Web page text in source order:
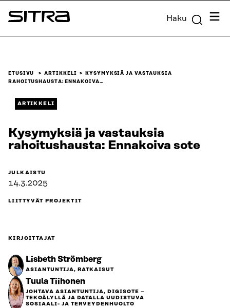
Siirry
suoraan
Sitra Haku
ETUSIVU ARTIKKELI
KYSYMYKSIÄ JA VASTAUKSIA
RAHOITUSHAUSTA: ENNAKOIVA…
ARTIKKELI
Kysymyksiä ja vastauksia
rahoitushausta: Ennakoiva sote
JULKAISTU
14.3.2025
LIITTYVÄT PROJEKTIT
KIRJOITTAJAT
Lisbeth Strömberg
ASIANTUNTIJA, RATKAISUT
Tuula Tiihonen
JOHTAVA ASIANTUNTIJA, DIGISOTE –
TEKOÄLYLLÄ JA DATALLA UUDISTUVA
SOSIAALI- JA TERVEYDENHUOLTO